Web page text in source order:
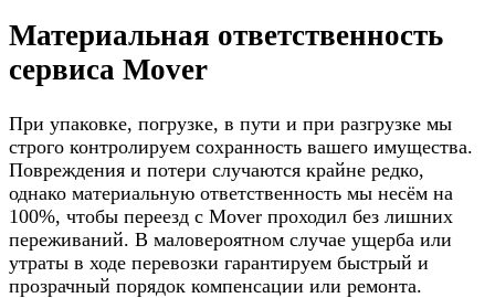
Материальная ответственность
сервиса Mover
При упаковке, погрузке, в пути и при разгрузке мы
строго контролируем сохранность вашего имущества.
Повреждения и потери случаются крайне редко,
однако материальную ответственность мы несём на
100%, чтобы переезд с Mover проходил без лишних
переживаний. В маловероятном случае ущерба или
утраты в ходе перевозки гарантируем быстрый и
прозрачный порядок компенсации или ремонта.